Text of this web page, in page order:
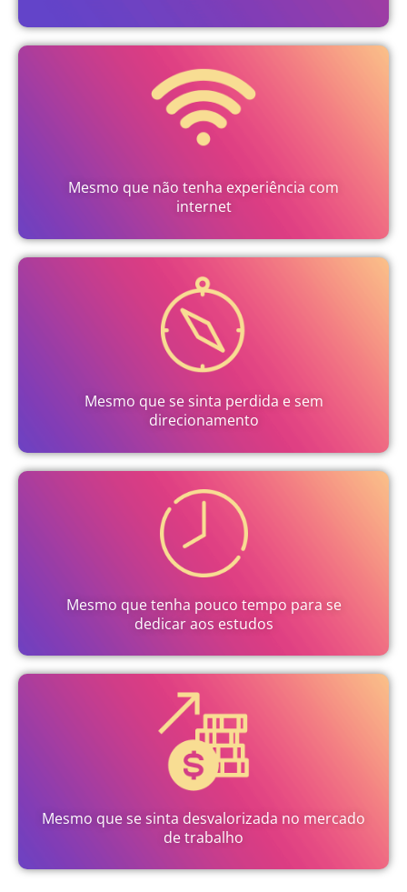
Mesmo que não tenha experiência com
internet
Mesmo que se sinta perdida e sem
direcionamento
Mesmo que tenha pouco tempo para se
dedicar aos estudos
Mesmo que se sinta desvalorizada no mercado
de trabalho